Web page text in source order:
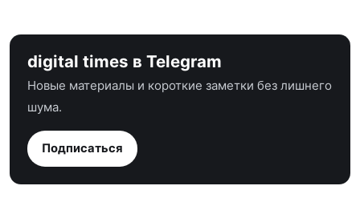
digital times в Telegram
Новые материалы и короткие заметки без лишнего
шума.
Подписаться